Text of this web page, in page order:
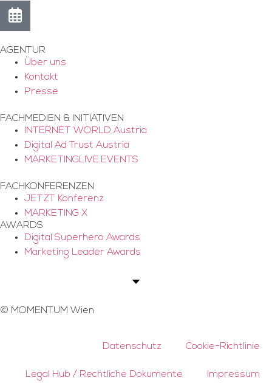
AGENTUR
Über uns
Kontakt
Presse
FACHMEDIEN & INITIATIVEN
INTERNET WORLD Austria
Digital Ad Trust Austria
MARKETINGLIVE.EVENTS
FACHKONFERENZEN
JETZT Konferenz
MARKETING X
AWARDS
Digital Superhero Awards
Marketing Leader Awards
© MOMENTUM Wien
Datenschutz Cookie-Richtlinie
Legal Hub / Rechtliche Dokumente Impressum